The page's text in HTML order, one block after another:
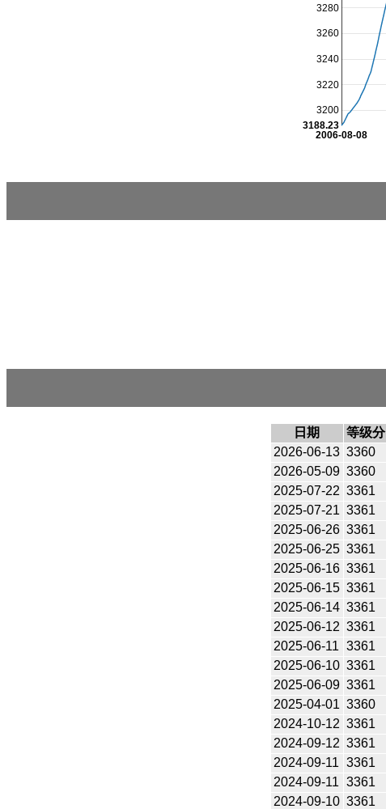
2006-08-08
3200
3220
3240
3260
3280
3188.23
日期 等级分
2026-06-13 3360
2026-05-09 3360
2025-07-22 3361
2025-07-21 3361
2025-06-26 3361
2025-06-25 3361
2025-06-16 3361
2025-06-15 3361
2025-06-14 3361
2025-06-12 3361
2025-06-11 3361
2025-06-10 3361
2025-06-09 3361
2025-04-01 3360
2024-10-12 3361
2024-09-12 3361
2024-09-11 3361
2024-09-11 3361
2024-09-10 3361